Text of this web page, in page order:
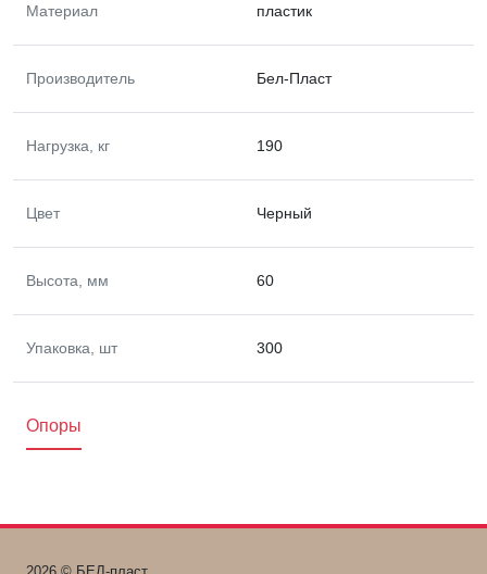
Материал пластик
Производитель Бел-Пласт
Нагрузка, кг 190
Цвет Черный
Высота, мм 60
Упаковка, шт 300
Опоры